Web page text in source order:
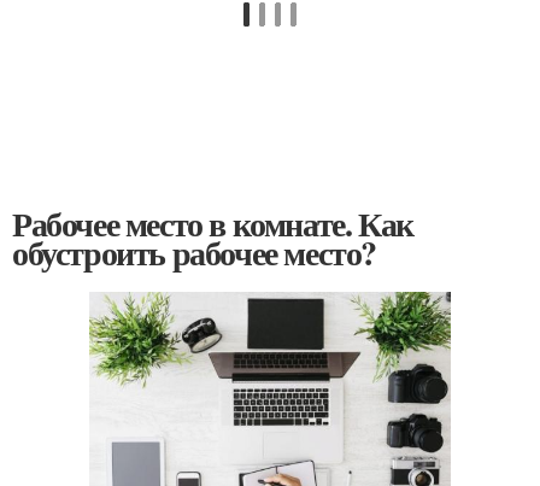
Рабочее место в комнате. Как
обустроить рабочее место?